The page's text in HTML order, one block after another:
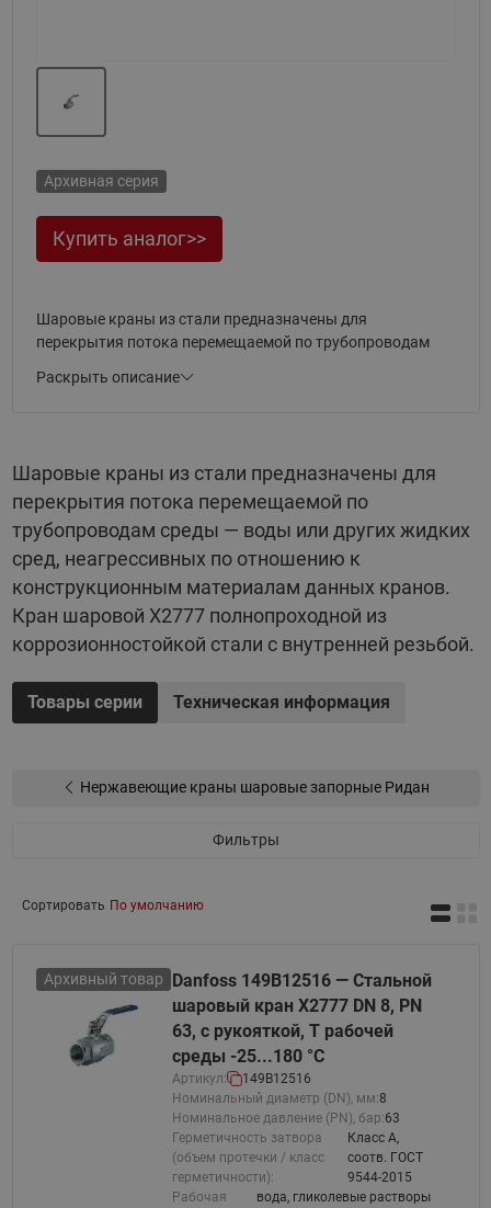
Архивная серия
Купить аналог>>
Шаровые краны из стали предназначены для
перекрытия потока перемещаемой по трубопроводам
отношению к конструкционным материалам данных
и давление) не позволяют применять латунные шаровые
краны. Кран шаровой Х2777полнопроходной из
коррозионностойкой стали с внутренней резьбой.
Раскрыть описание
Шаровые краны из стали предназначены для
перекрытия потока перемещаемой по
трубопроводам среды — воды или других жидких
сред, неагрессивных по отношению к
конструкционным материалам данных кранов.
Кран шаровой Х2777 полнопроходной из
коррозионностойкой стали с внутренней резьбой.
Товары серии Техническая информация
Нержавеющие краны шаровые запорные Ридан
Фильтры
Сортировать По умолчанию
Архивный товар
Danfoss 149B12516 — Стальной
шаровый кран X2777 DN 8, PN
63, с рукояткой, T рабочей
среды -25...180 °С
Артикул:
149B12516
Номинальный диаметр (DN), мм:8
Номинальное давление (PN), бар:63
Герметичность затвора
(объем протечки / класс
герметичности):
Класс A,
соотв. ГОСТ
9544-2015
Рабочая
вода, гликолевые растворы